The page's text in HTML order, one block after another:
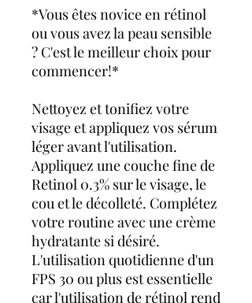
*Vous êtes novice en rétinol
ou vous avez la peau sensible
? C'est le meilleur choix pour
commencer!*
Nettoyez et tonifiez votre
visage et appliquez vos sérum
léger avant l'utilisation.
Appliquez une couche fine de
Retinol 0.3% sur le visage, le
cou et le décolleté. Complétez
votre routine avec une crème
hydratante si désiré.
L'utilisation quotidienne d'un
FPS 30 ou plus est essentielle
car l'utilisation de rétinol rend